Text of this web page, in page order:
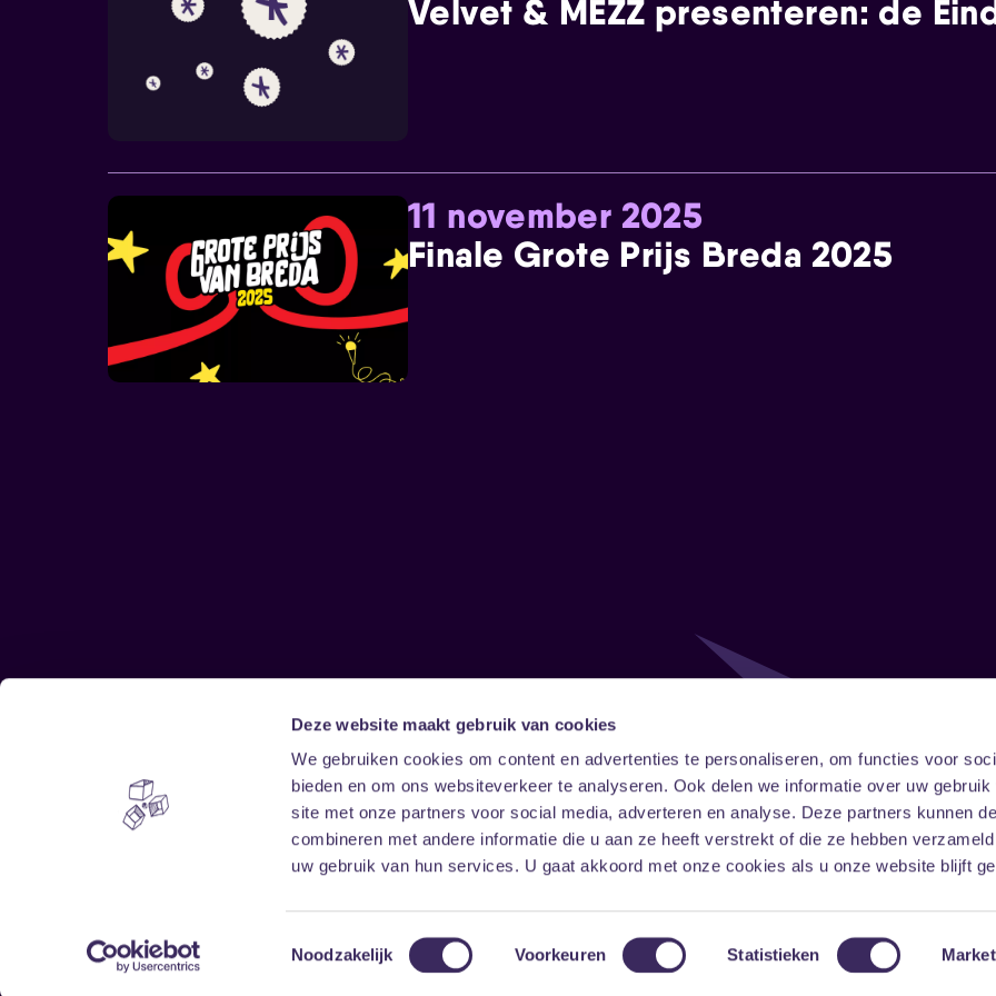
Deze website maakt gebruik van cookies
We gebruiken cookies om content en advertenties te personaliseren, om functies voor
bieden en om ons websiteverkeer te analyseren. Ook delen we informatie over uw gebruik
site met onze partners voor social media, adverteren en analyse. Deze partners kunnen
combineren met andere informatie die u aan ze heeft verstrekt of die ze hebben
uw gebruik van hun services. U gaat akkoord met onze cookies als u onze website blijft
Toestemmingsselectie
Noodzakelijk Voorkeuren Statistieken
Velvet & MEZZ presenteren: de
11 november 2025
Finale Grote Prijs Breda 2025
Home
Vrijwilligers
Disclaimer
Toegankelijkheid
Privacy & cookies
Follow
FacebookInstagramLinkedIn
Onze